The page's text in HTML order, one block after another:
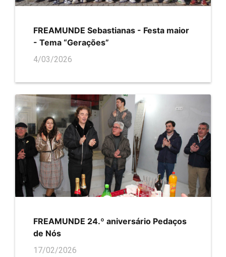
FREAMUNDE Sebastianas - Festa maior
- Tema “Gerações”
4/03/2026
FREAMUNDE 24.º aniversário Pedaços
de Nós
17/02/2026